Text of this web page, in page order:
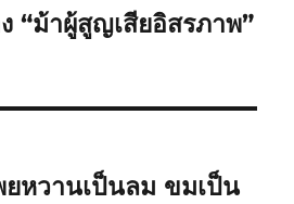
“ม้าผู้สูญเสียอิสรภาพ”
ยหวานเป็นลม ขมเป็น